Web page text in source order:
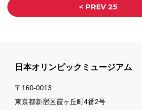
<
日本オリンピックミュージアム
〒160-0013
東京都新宿区霞ヶ丘町4番2号